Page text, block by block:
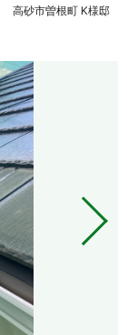
高砂市曽根町 K様邸